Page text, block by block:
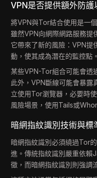
VPN是否提供額外防護
將VPN與Tor結合使用是一
雖然VPN向網際網路服務提
它帶來了新的風險：VPN提
動，使其成為潛在的監控點。
某些VPN-Tor組合可能會透
此外，VPN斷線可能會暴露
立使用Tor瀏覽器，必要時
風險場景，使用Tails或
暗網指紋識別技術與標
暗網指紋識別必須繞過Tor
進。傳統指紋識別嚴重依
徵，而暗網指紋識別則強調